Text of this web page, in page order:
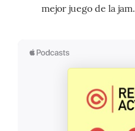
mejor juego de la jam.